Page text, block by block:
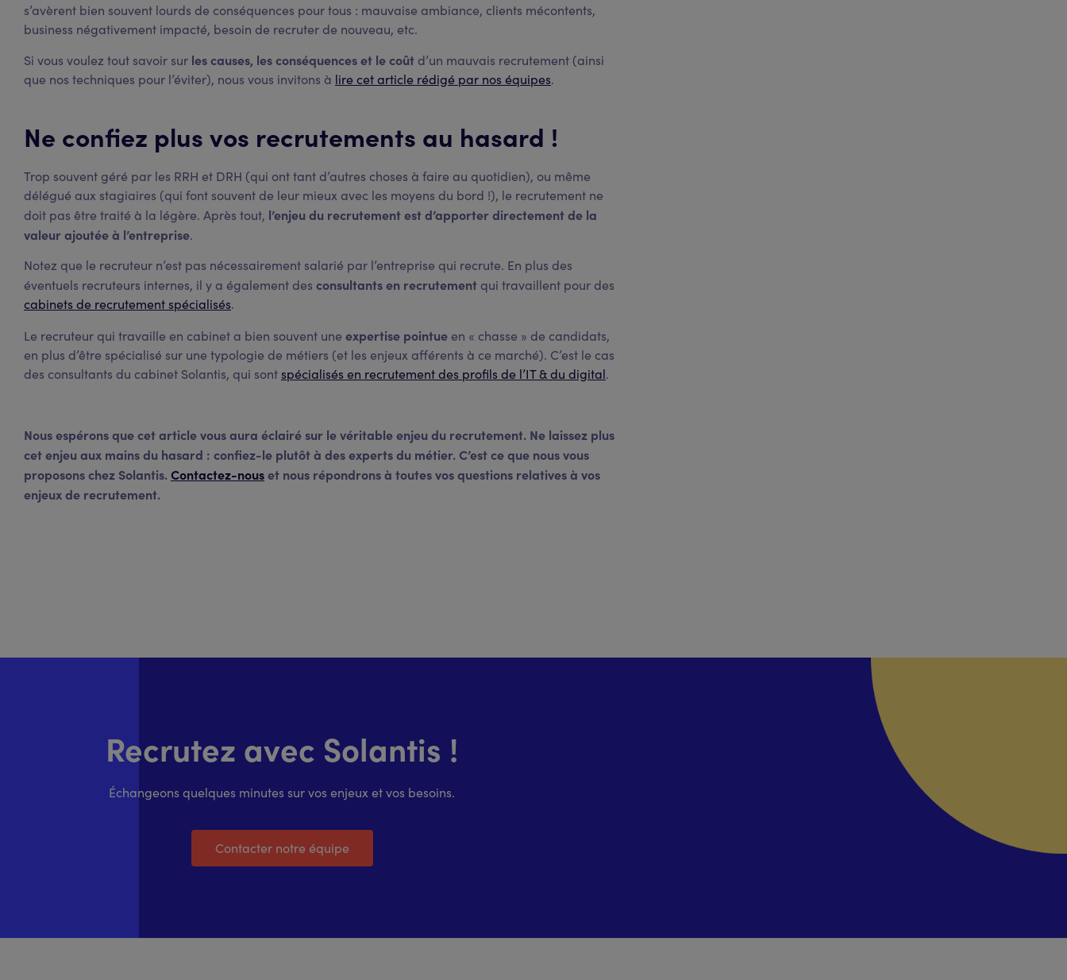
s’avèrent bien souvent lourds de conséquences pour tous : mauvaise ambiance, clients mécontents,
business négativement impacté, besoin de recruter de nouveau, etc.
Si vous voulez tout savoir sur les causes, les conséquences et le coût d’un mauvais recrutement (ainsi
que nos techniques pour l’éviter), nous vous invitons à lire cet article rédigé par nos équipes.
Ne confiez plus vos recrutements au hasard !
Trop souvent géré par les RRH et DRH (qui ont tant d’autres choses à faire au quotidien), ou même
délégué aux stagiaires (qui font souvent de leur mieux avec les moyens du bord !), le recrutement ne
doit pas être traité à la légère. Après tout, l’enjeu du recrutement est d’apporter directement de la
valeur ajoutée à l’entreprise.
Notez que le recruteur n’est pas nécessairement salarié par l’entreprise qui recrute. En plus des
éventuels recruteurs internes, il y a également des consultants en recrutement qui travaillent pour des
cabinets de recrutement spécialisés.
Le recruteur qui travaille en cabinet a bien souvent une expertise pointue en « chasse » de candidats,
en plus d’être spécialisé sur une typologie de métiers (et les enjeux afférents à ce marché). C’est le cas
des consultants du cabinet Solantis, qui sont spécialisés en recrutement des profils de l’IT & du digital.
Nous espérons que cet article vous aura éclairé sur le véritable enjeu du recrutement. Ne laissez plus
cet enjeu aux mains du hasard : confiez-le plutôt à des experts du métier. C’est ce que nous vous
proposons chez Solantis.Contactez-nouset nous répondrons à toutes vos questions relatives à vos
enjeux de recrutement.
Recrutez avec Solantis !
Échangeons quelques minutes sur vos enjeux et vos besoins.
Contacter notre équipe